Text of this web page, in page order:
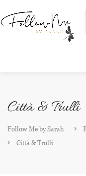
Città & Trulli
Follow Me by Sarah
Città & Trulli